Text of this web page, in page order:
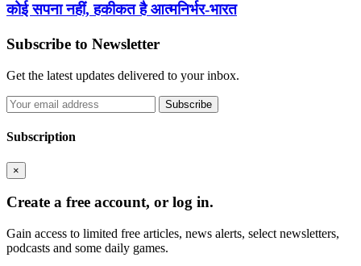
कोई सपना नहीं, हकीकत है आत्मनिर्भर-भारत
Subscribe to Newsletter
Get the latest updates delivered to your inbox.
Subscribe
Subscription
×
Create a free account, or log in.
Gain access to limited free articles, news alerts, select newsletters,
podcasts and some daily games.